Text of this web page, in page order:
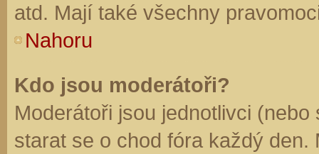
atd. Mají také všechny
Nahoru
Kdo jsou moderátoři?
Moderátoři jsou jednotlivci
starat se o chod fóra každý